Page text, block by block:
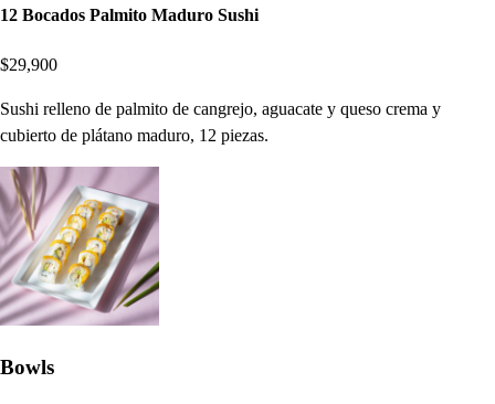
12 Bocados Palmito Maduro Sushi
$29,900
Sushi relleno de palmito de cangrejo, aguacate y queso crema y
cubierto de plátano maduro, 12 piezas.
Bowls